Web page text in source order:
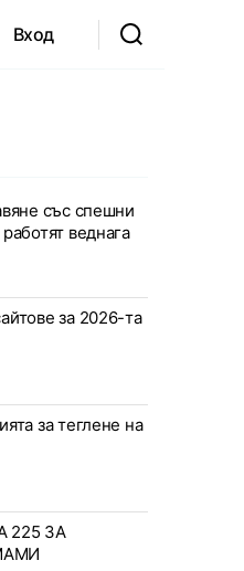
Вход
със спешни
веднага
за 2026-та
за теглене на
225 ЗА